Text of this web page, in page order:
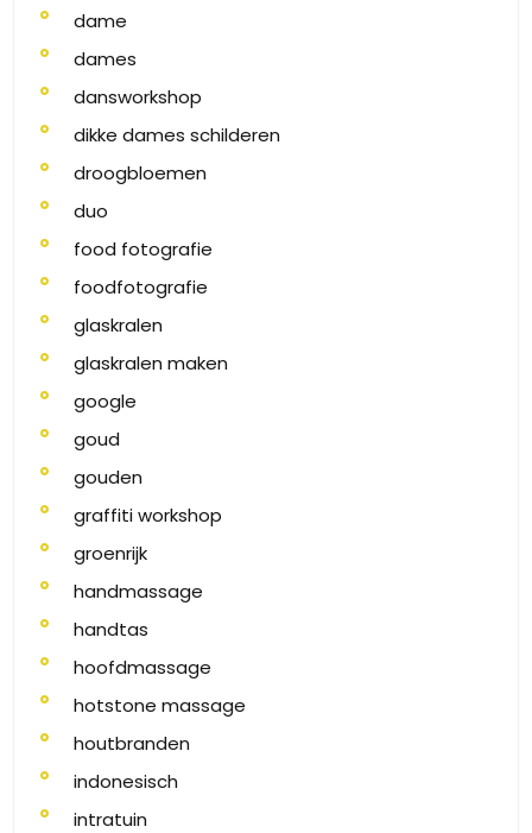
dame
dames
dansworkshop
dikke dames schilderen
droogbloemen
duo
food fotografie
foodfotografie
glaskralen
glaskralen maken
google
goud
gouden
graffiti workshop
groenrijk
handmassage
handtas
hoofdmassage
hotstone massage
houtbranden
indonesisch
intratuin